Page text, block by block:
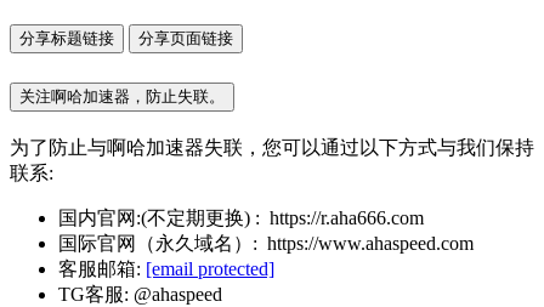
分享标题链接 分享页面链接
关注啊哈加速器，防止失联。
为了防止与啊哈加速器失联，您可以通过以下方式与我们保持
联系:
国内官网:(不定期更换) : https://r.aha666.com
国际官网（永久域名）: https://www.ahaspeed.com
客服邮箱: [email protected]
TG客服: @ahaspeed